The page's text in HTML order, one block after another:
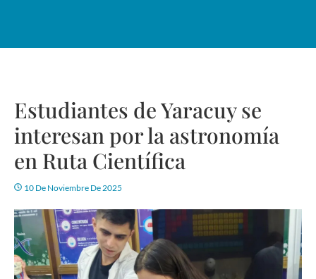
Estudiantes de Yaracuy se
interesan por la astronomía
en Ruta Científica
10 De Noviembre De 2025